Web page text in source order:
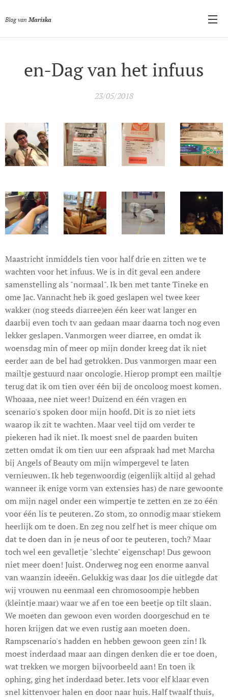
Blog van Mariska
en-Dag van het infuus
23/05/2018
Maastricht inmiddels tien voor half drie en zitten we te
wachten voor het infuus. We is in dit geval een andere
samenstelling als "normaal". Ik ben met tante Tineke en
ome Jac. Vannacht heb ik goed geslapen wel twee keer
wakker (nog steeds diarree)en één keer wat langer en
daarbij even toch tv aan gedaan maar daarna toch nog even
lekker geslapen. Vanmorgen weer diarree, en omdat ik
woensdag min of meer op mijn donder kreeg dat ik niet
eerder aan de bel had getrokken. Dus vanmorgen maar een
mailtje gestuurd naar oncologie. Hierop prompt een mailtje
terug dat ik om tien over één bij de oncoloog moest komen.
Whoaaa, nee niet weer! Duizend en één vragen en
scenario's spoken door mijn hoofd. Dit is zo niet iets
waarop ik zit te wachten. Maar veel tijd om verder te
piekeren had ik niet. Ik moest snel de paarden buiten
zetten omdat ik om tien uur een afspraak had met Marcha
bij Angels of Beauty om mijn wimpergevel te laten
vernieuwen. Ik heb tegenwoordig (eigenlijk altijd al gehad
wanneer ik enige vorm van extensies has) de nare gewoonte
om mijn nagel onder een wimpertje te zetten en ze zo één
voor één lis te peuteren. Zo stom, zo onnodig maar stiekem
heerlijk om te doen. En zeg nou zelf het is meer chique om
dat te doen dan in je neus of oor te peuteren, toch? Maar
toch wel een gevalletje "slechte" eigenschap! Dus gewoon
niet meer doen! Juist. Onderweg nog een enorme aanval
van waanzin ideeën. Gelukkig was daar Jos die uitlegde dat
wij vrouwen nu eenmaal een chromosoompje hebben
(kleintje maar) waar we af en toe een beetje op tilt slaan.
We moeten dan gewoon even worden doorgeschud en te
horen krijgen dat we even rustig aan moeten doen.
Rampscenario's hadden en hebben gewoon geen zin! Ik
moest inderdaad maar aan dingen denken die er toe doen,
wat trekken we morgen bijvoorbeeld aan! En toen ik
ophing, ging het inderdaad beter. Iets voor elf klaar even
snel kittenvoer halen en door naar huis. Half twaalf thuis,